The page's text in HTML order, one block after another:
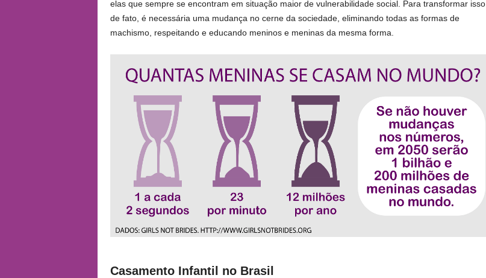
elas que sempre se encontram em situação maior de vulnerabilidade social. Para transformar isso
de fato, é necessária uma mudança no cerne da sociedade, eliminando todas as formas de
machismo, respeitando e educando meninos e meninas da mesma forma.
Casamento Infantil no Brasil